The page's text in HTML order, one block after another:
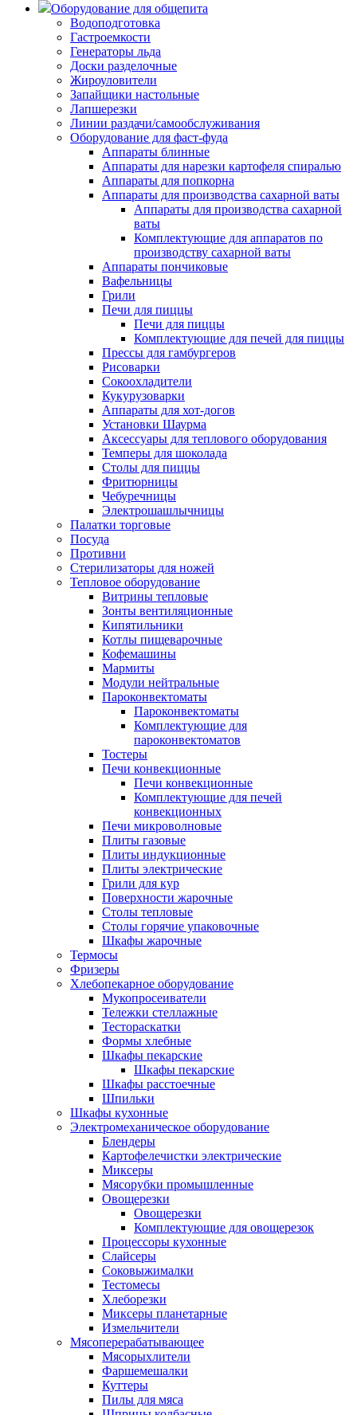
Оборудование для общепита
Водоподготовка
Гастроемкости
Генераторы льда
Доски разделочные
Жироуловители
Запайщики настольные
Лапшерезки
Линии раздачи/самообслуживания
Оборудование для фаст-фуда
Аппараты блинные
Аппараты для нарезки картофеля спиралью
Аппараты для попкорна
Аппараты для производства сахарной ваты
Аппараты для производства сахарной
ваты
Комплектующие для аппаратов по
производству сахарной ваты
Аппараты пончиковые
Вафельницы
Грили
Печи для пиццы
Печи для пиццы
Комплектующие для печей для пиццы
Прессы для гамбургеров
Рисоварки
Сокоохладители
Кукурузоварки
Аппараты для хот-догов
Установки Шаурма
Аксессуары для теплового оборудования
Темперы для шоколада
Столы для пиццы
Фритюрницы
Чебуречницы
Электрошашлычницы
Палатки торговые
Посуда
Противни
Стерилизаторы для ножей
Тепловое оборудование
Витрины тепловые
Зонты вентиляционные
Кипятильники
Котлы пищеварочные
Кофемашины
Мармиты
Модули нейтральные
Пароконвектоматы
Пароконвектоматы
Комплектующие для
пароконвектоматов
Тостеры
Печи конвекционные
Печи конвекционные
Комплектующие для печей
конвекционных
Печи микроволновые
Плиты газовые
Плиты индукционные
Плиты электрические
Грили для кур
Поверхности жарочные
Столы тепловые
Столы горячие упаковочные
Шкафы жарочные
Термосы
Фризеры
Хлебопекарное оборудование
Мукопросеиватели
Тележки стеллажные
Тестораскатки
Формы хлебные
Шкафы пекарские
Шкафы пекарские
Шкафы расстоечные
Шпильки
Шкафы кухонные
Электромеханическое оборудование
Блендеры
Картофелечистки электрические
Миксеры
Мясорубки промышленные
Овощерезки
Овощерезки
Комплектующие для овощерезок
Процессоры кухонные
Слайсеры
Соковыжималки
Тестомесы
Хлеборезки
Миксеры планетарные
Измельчители
Мясоперерабатывающее
Мясорыхлители
Фаршемешалки
Куттеры
Пилы для мяса